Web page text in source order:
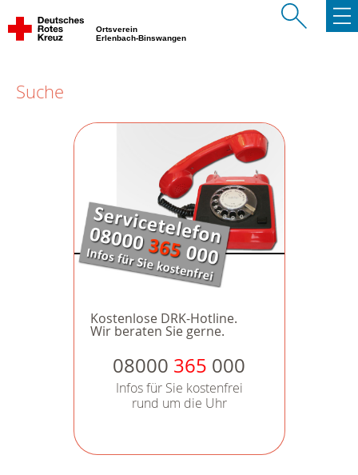
Ortsverein
Erlenbach-Binswangen
Suche
Kostenlose DRK-Hotline.
Wir beraten Sie gerne.
08000 365 000
Infos für Sie kostenfrei
rund um die Uhr